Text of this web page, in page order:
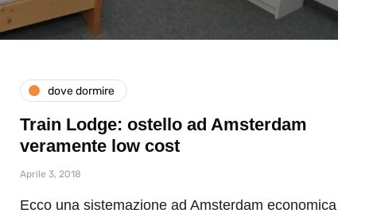
dove dormire
Train Lodge: ostello ad Amsterdam
veramente low cost
Aprile 3, 2018
Ecco una sistemazione ad Amsterdam economica